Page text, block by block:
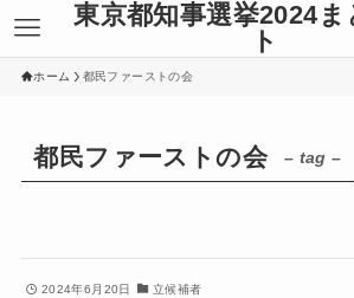
東京都知事選挙2024ま
ト
ホーム 都民ファーストの会
都民ファーストの会 – tag –
2024年6月20日 立候補者